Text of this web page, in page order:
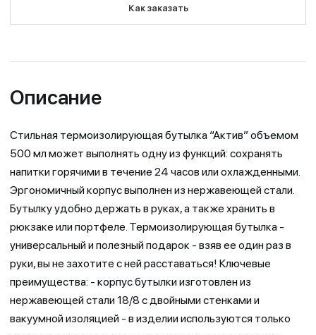
Как заказать
Описание
Стильная термоизолирующая бутылка “Актив” объемом
500 мл может выполнять одну из функций: сохранять
напитки горячими в течение 24 часов или охлажденными.
Эргономичный корпус выполнен из нержавеющей стали.
Бутылку удобно держать в руках, а также хранить в
рюкзаке или портфеле. Термоизолирующая бутылка -
универсальный и полезный подарок - взяв ее один раз в
руки, вы не захотите с ней расставаться! Ключевые
преимущества: - корпус бутылки изготовлен из
нержавеющей стали 18/8 с двойными стенками и
вакуумной изоляцией - в изделии используются только